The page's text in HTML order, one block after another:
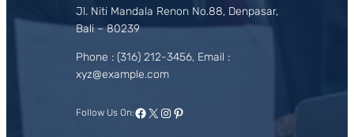
Jl. Niti Mandala Renon No.88, Denpasar,
Bali – 80239
Phone : (316) 212-3456, Email :
xyz@example.com
Follow Us On:Facebook
X Instagram
Pinterest